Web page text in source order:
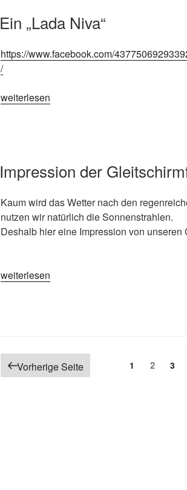
Ein „Lada Niva“
https://www.facebook.com/
/
„Ein „Lada Niva““
weiterlesen
Impression der
Kaum wird das Wetter nach den
nutzen wir natürlich die Sonnenstrahlen.
Deshalb hier eine Impression von unseren
„Impression der Gleitschirmflieger“
weiterlesen
Seitennummerierung der
Vorherige Seite Seite
1 Seite
2 3